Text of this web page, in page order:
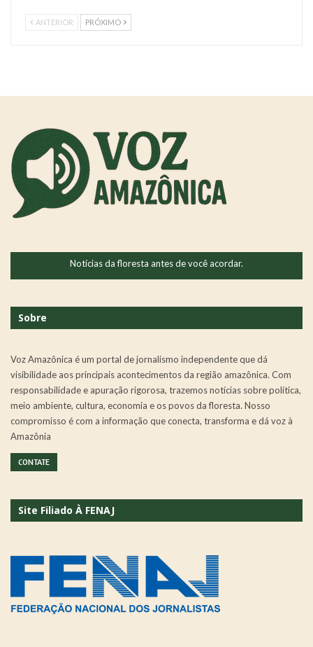
ANTERIOR PRÓXIMO
Notícias da floresta antes de você acordar.
Sobre
Voz Amazônica é um portal de jornalismo independente que dá
visibilidade aos principais acontecimentos da região amazônica. Com
responsabilidade e apuração rigorosa, trazemos notícias sobre política,
meio ambiente, cultura, economia e os povos da floresta. Nosso
compromisso é com a informação que conecta, transforma e dá voz à
Amazônia
CONTATE
Site Filiado À FENAJ